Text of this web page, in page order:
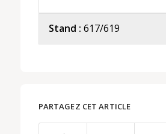
Stand : 617/619
PARTAGEZ CET ARTICLE